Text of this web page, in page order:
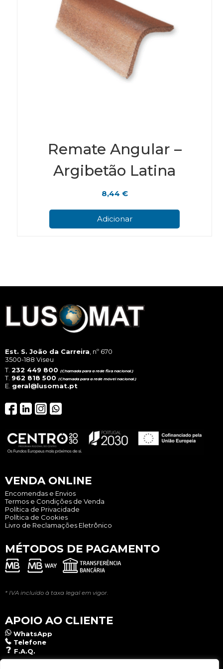
Remate Angular –
Argibetão Latina
8,44 €
Adicionar
Est. S. João da Carreira , nº 670
3500-188 Viseu
T. 232 449 800 (Chamada para a rede fixa nacional.)
T. 962 818 500 (Chamada para a rede móvel nacional.)
E. geral@lusomat.pt
VENDA ONLINE
Encomendas e Envios
Termos e Condições de Venda
Política de Privacidade
Política de Cookies
Livro de Reclamações Eletrônico
MÉTODOS DE PAGAMENTO
* IVA incluído à taxa legal em vigor.
APOIO AO CLIENTE
WhatsApp
Telefone
F.A.Q.